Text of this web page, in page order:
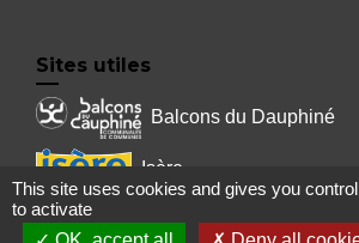
Sites utiles
Balcons du Dauphiné
Isère
Auvergne
This site uses cookies and gives you
to activate